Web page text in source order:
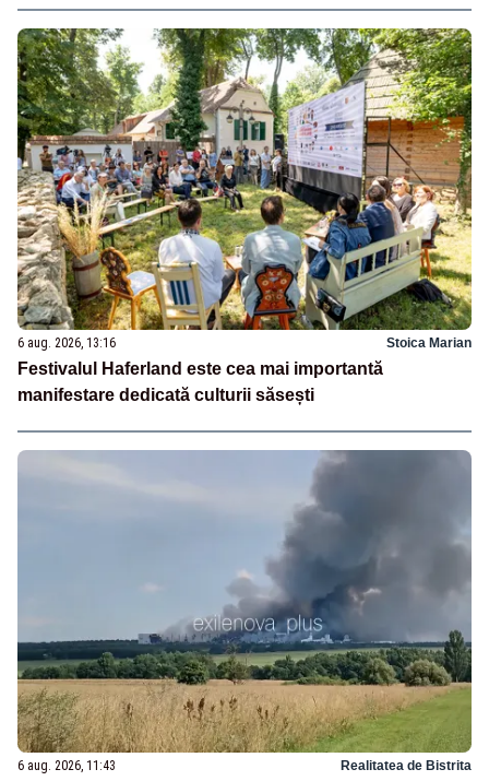
6 aug. 2026, 13:16 Stoica Marian
Festivalul Haferland este cea mai importantă
manifestare dedicată culturii săsești
6 aug. 2026, 11:43 Realitatea de Bistrita